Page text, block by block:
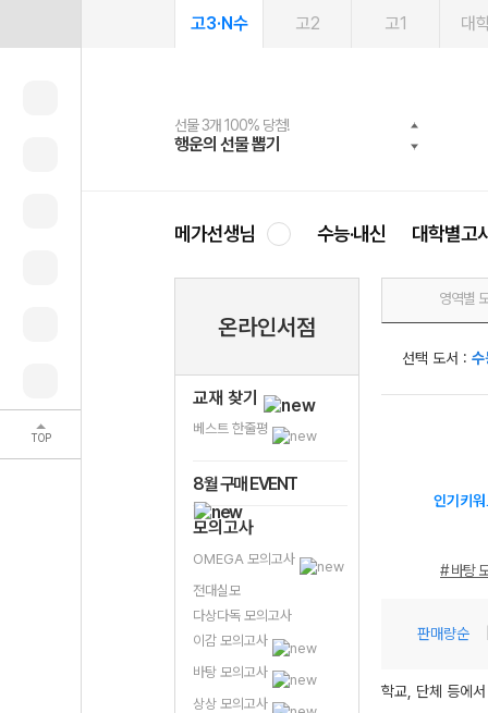
TOP
고3·N수 고2 고1 대
선물 3개 100% 당첨!
행운의 선물 뽑기
선물 100% 증정!
메가스터디 X 올리브
여름방학 스터디 캐시백
메가런 썸머스쿨
2027 러셀 단과
강사 공개선발
스마트러닝앱
설문 EVENT
메가패스
3일 무료 체험권
메가패스 수강생 무료혜택!
메가클럽 멤버십
사회공헌 캠페인
희망이룸 메가나눔
메가선생님 수능·내신 대학별고
온라인서점
교재 찾기
베스트 한줄평
8월 구매 EVENT
모의고사
OMEGA 모의고사
전대실모
다상다독 모의고사
이감 모의고사
바탕 모의고사
상상 모의고사
영역별
선택 도서 : 수
인기키
# 바탕
판매량순
학교, 단체 등에